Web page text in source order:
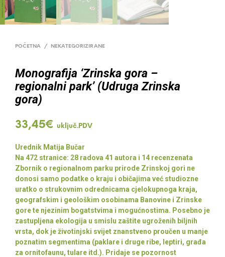
POČETNA / NEKATEGORIZIRANE
Monografija ‘Zrinska gora –
regionalni park’ (Udruga Zrinska
gora)
33,45€ uključ.PDV
Urednik Matija Bučar
Na 472 stranice: 28 radova 41 autora i 14 recenzenata
Zbornik o regionalnom parku prirode Zrinskoj gori ne
donosi samo podatke o kraju i običajima već studiozne
uratko o strukovnim odrednicama cjelokupnoga kraja,
geografskim i geološkim osobinama Banovine i Zrinske
gore te njezinim bogatstvima i mogućnostima. Posebno je
zastupljena ekologija u smislu zaštite ugroženih biljnih
vrsta, dok je životinjski svijet znanstveno proučen u manje
poznatim segmentima (paklare i druge ribe, leptiri, građa
za ornitofaunu, tulare itd.). Pridaje se pozornost